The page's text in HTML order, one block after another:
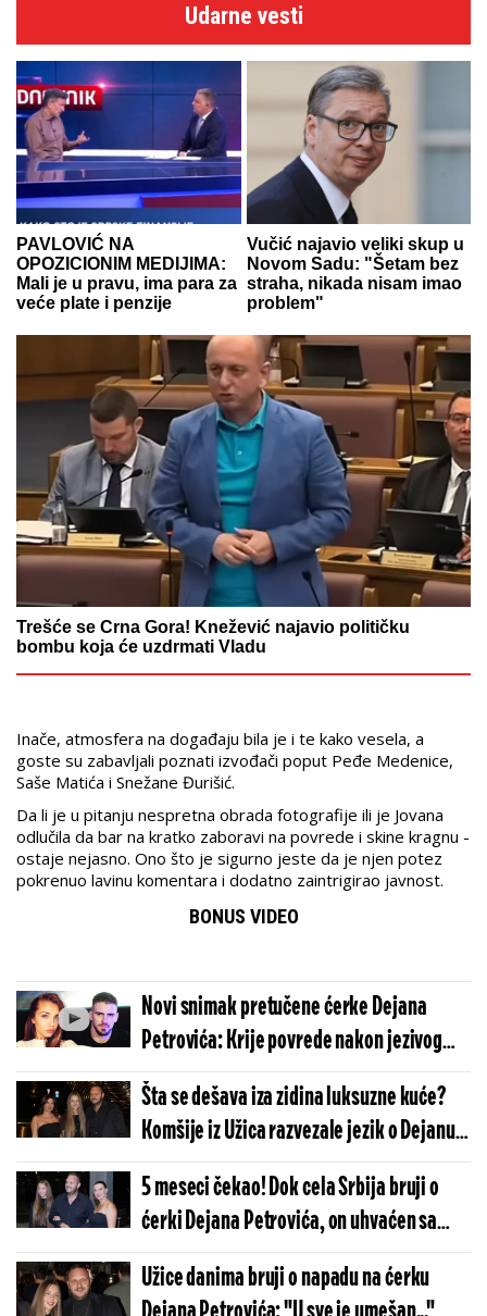
Udarne vesti
PAVLOVIĆ NA
OPOZICIONIM MEDIJIMA:
Mali je u pravu, ima para za
veće plate i penzije
Vučić najavio veliki skup u
Novom Sadu: "Šetam bez
straha, nikada nisam imao
problem"
Trešće se Crna Gora! Knežević najavio političku
bombu koja će uzdrmati Vladu
Inače, atmosfera na događaju bila je i te kako vesela, a
goste su zabavljali poznati izvođači poput Peđe Medenice,
Saše Matića i Snežane Đurišić.
Da li je u pitanju nespretna obrada fotografije ili je Jovana
odlučila da bar na kratko zaboravi na povrede i skine kragnu -
ostaje nejasno. Ono što je sigurno jeste da je njen potez
pokrenuo lavinu komentara i dodatno zaintrigirao javnost.
BONUS VIDEO
Novi snimak pretučene ćerke Dejana
Petrovića: Krije povrede nakon jezivog
nasilja
Šta se dešava iza zidina luksuzne kuće?
Komšije iz Užica razvezale jezik o Dejanu
Petroviću nakon incidenta sa ćerkom
5 meseci čekao! Dok cela Srbija bruji o
ćerki Dejana Petrovića, on uhvaćen sa
čašom u ruci, o nasilju ni reč
Užice danima bruji o napadu na ćerku